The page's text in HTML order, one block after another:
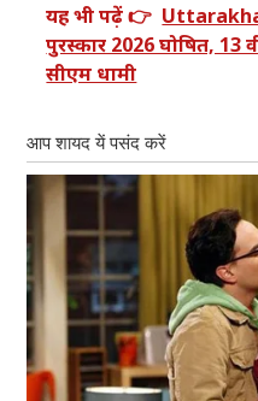
यह भी पढ़ें 👉
पुरस्कार 2026 घोषित, 13
सीएम धामी